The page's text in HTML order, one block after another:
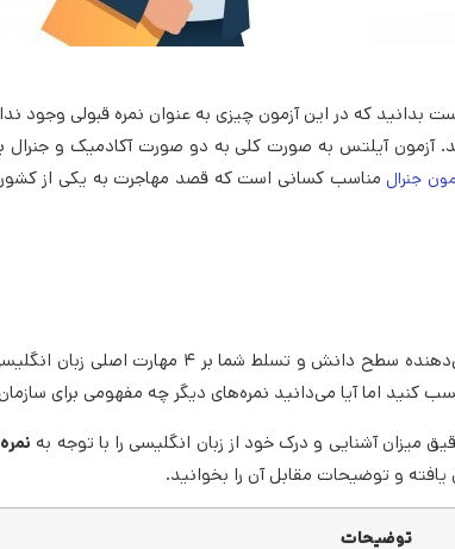
آزمون آیلتس به صورت کلی به دو صورت آکادمیک و جنرال
جنرال مناسب کسانی است که قصد مهاجرت به یکی از
سطح‌بندی نمرات آیلتس از ۰ تا ۹، هر کدام دارای مفهومی است که
میزان آشنایی و درک خود از زبان انگلیسی را با توجه به
و توضیحات مقابل آن را بخوانید.
توضیحات